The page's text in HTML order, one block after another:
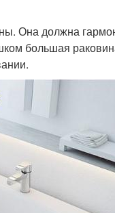
Она должна
большая